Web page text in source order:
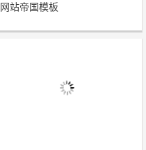
网站帝国模板